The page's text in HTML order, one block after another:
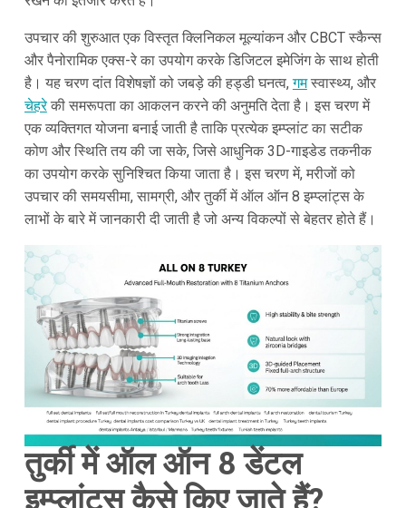
उपचार की शुरुआत एक विस्तृत क्लिनिकल मूल्यांकन और CBCT स्कैन्स
और पैनोरामिक एक्स-रे का उपयोग करके डिजिटल इमेजिंग के साथ होती
है। यह चरण दांत विशेषज्ञों को जबड़े की हड्डी घनत्व,गमस्वास्थ्य, और
चेहरेकी समरूपता का आकलन करने की अनुमति देता है। इस चरण में
एक व्यक्तिगत योजना बनाई जाती है ताकि प्रत्येक इम्प्लांट का सटीक
कोण और स्थिति तय की जा सके, जिसे आधुनिक 3D-गाइडेड तकनीक
का उपयोग करके सुनिश्चित किया जाता है। इस चरण में, मरीजों को
उपचार की समयसीमा, सामग्री, और तुर्की में ऑल ऑन 8 इम्प्लांट्स के
लाभों के बारे में जानकारी दी जाती है जो अन्य विकल्पों से बेहतर होते हैं।
तुर्की में ऑल ऑन 8 डेंटल
इम्प्लांट्स कैसे किए जाते हैं?